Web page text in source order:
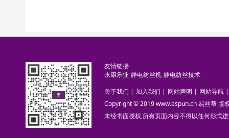
友情链接
永康乐业 静电纺丝机 静电纺丝技术
关于我们 | 加入我们 | 网站声明 | 网站导航 |
Copyright © 2019 www.espun.cn 易丝帮 版
未经书面授权,所有页面内容不得以任何形式